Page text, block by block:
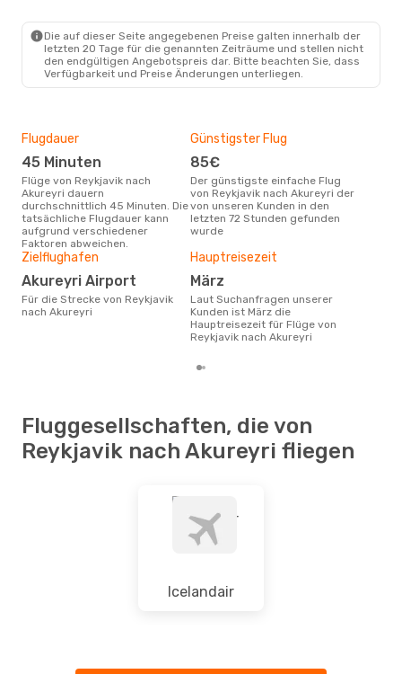
Die auf dieser Seite angegebenen Preise galten innerhalb der
letzten 20 Tage für die genannten Zeiträume und stellen nicht
den endgültigen Angebotspreis dar. Bitte beachten Sie, dass
Verfügbarkeit und Preise Änderungen unterliegen.
Flugdauer
45 Minuten
Flüge von Reykjavik nach
Akureyri dauern
durchschnittlich 45 Minuten. Die
tatsächliche Flugdauer kann
aufgrund verschiedener
Faktoren abweichen.
Günstigster Flug
85€
Der günstigste einfache Flug
von Reykjavik nach Akureyri der
von unseren Kunden in den
letzten 72 Stunden gefunden
wurde
Zielflughafen
Akureyri Airport
Für die Strecke von Reykjavik
nach Akureyri
Hauptreisezeit
März
Laut Suchanfragen unserer
Kunden ist März die
Hauptreisezeit für Flüge von
Reykjavik nach Akureyri
Fluggesellschaften, die von
Reykjavik nach Akureyri fliegen
Icelandair